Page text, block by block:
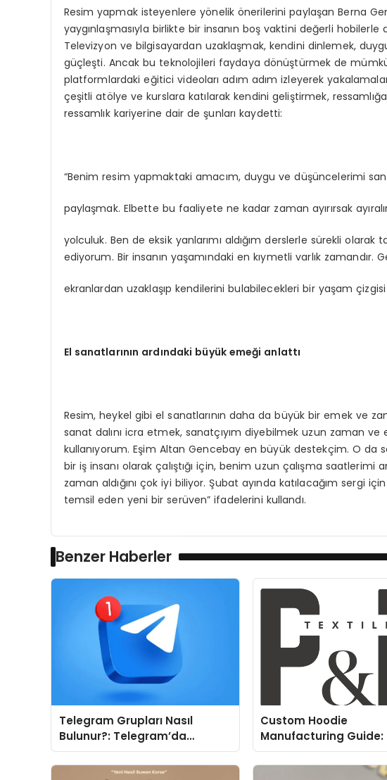
Resim yapmak isteyenlere yönelik önerilerini paylaşan Berna
yaygınlaşmasıyla birlikte bir insanın boş vaktini değerli
Televizyon ve bilgisayardan uzaklaşmak, kendini dinlemek,
güçleşti. Ancak bu teknolojileri faydaya dönüştürmek de
platformlardaki eğitici videoları adım adım izleyerek
çeşitli atölye ve kurslara katılarak kendini geliştirmek,
ressamlık kariyerine dair de şunları kaydetti:
“Benim resim yapmaktaki amacım, duygu ve düşüncelerimi
paylaşmak. Elbette bu faaliyete ne kadar zaman ayırırsak
yolculuk. Ben de eksik yanlarımı aldığım derslerle sürekli
ediyorum. Bir insanın yaşamındaki en kıymetli varlık zamandır.
ekranlardan uzaklaşıp kendilerini bulabilecekleri bir yaşam
El sanatlarının ardındaki büyük emeği anlattı
Resim, heykel gibi el sanatlarının daha da büyük bir emek ve
sanat dalını icra etmek, sanatçıyım diyebilmek uzun zaman
kullanıyorum. Eşim Altan Gencebay en büyük destekçim. O da
bir iş insanı olarak çalıştığı için, benim uzun çalışma saatlerimi
zaman aldığını çok iyi biliyor. Şubat ayında katılacağım sergi
temsil eden yeni bir serüven” ifadelerini kullandı.
Benzer Haberler
Telegram Grupları Nasıl
Bulunur?: Telegram’da
Topluluk Deneyimini
Geliştirmek
Custom Hoodie
Manufacturing Guide:
Fit and Printing